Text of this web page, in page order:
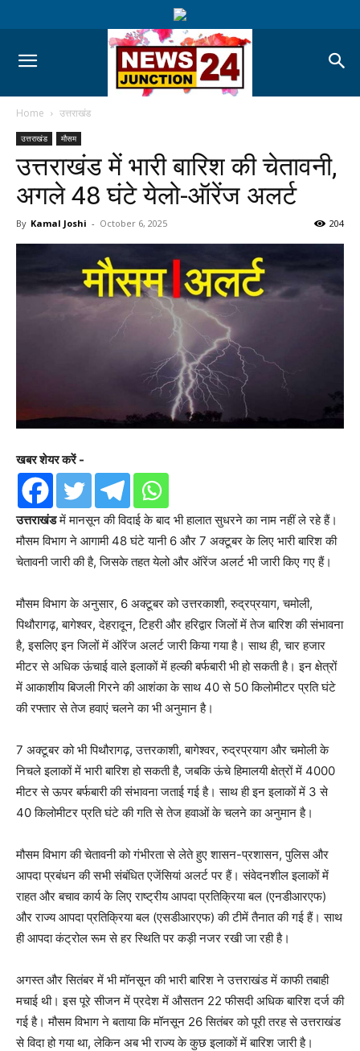
Home उत्तराखंड
उत्तराखंड मौसम
उत्तराखंड में भारी बारिश की चेतावनी,
अगले 48 घंटे येलो-ऑरेंज अलर्ट
By Kamal Joshi - October 6, 2025 204
खबर शेयर करें -
उत्तराखंडमें मानसून की विदाई के बाद भी हालात सुधरने का नाम नहीं ले रहे हैं।
मौसम विभाग ने आगामी 48 घंटे यानी 6 और 7 अक्टूबर के लिए भारी बारिश की
चेतावनी जारी की है, जिसके तहत येलो और ऑरेंज अलर्ट भी जारी किए गए हैं।
मौसम विभाग के अनुसार, 6 अक्टूबर को उत्तरकाशी, रुद्रप्रयाग, चमोली,
पिथौरागढ़, बागेश्वर, देहरादून, टिहरी और हरिद्वार जिलों में तेज बारिश की संभावना
है, इसलिए इन जिलों में ऑरेंज अलर्ट जारी किया गया है। साथ ही, चार हजार
मीटर से अधिक ऊंचाई वाले इलाकों में हल्की बर्फबारी भी हो सकती है। इन क्षेत्रों
में आकाशीय बिजली गिरने की आशंका के साथ 40 से 50 किलोमीटर प्रति घंटे
की रफ्तार से तेज हवाएं चलने का भी अनुमान है।
7 अक्टूबर को भी पिथौरागढ़, उत्तरकाशी, बागेश्वर, रुद्रप्रयाग और चमोली के
निचले इलाकों में भारी बारिश हो सकती है, जबकि ऊंचे हिमालयी क्षेत्रों में 4000
मीटर से ऊपर बर्फबारी की संभावना जताई गई है। साथ ही इन इलाकों में 3 से
40 किलोमीटर प्रति घंटे की गति से तेज हवाओं के चलने का अनुमान है।
मौसम विभाग की चेतावनी को गंभीरता से लेते हुए शासन-प्रशासन, पुलिस और
आपदा प्रबंधन की सभी संबंधित एजेंसियां अलर्ट पर हैं। संवेदनशील इलाकों में
राहत और बचाव कार्य के लिए राष्ट्रीय आपदा प्रतिक्रिया बल (एनडीआरएफ)
और राज्य आपदा प्रतिक्रिया बल (एसडीआरएफ) की टीमें तैनात की गई हैं। साथ
ही आपदा कंट्रोल रूम से हर स्थिति पर कड़ी नजर रखी जा रही है।
अगस्त और सितंबर में भी मॉनसून की भारी बारिश ने उत्तराखंड में काफी तबाही
मचाई थी। इस पूरे सीजन में प्रदेश में औसतन 22 फीसदी अधिक बारिश दर्ज की
गई है। मौसम विभाग ने बताया कि मॉनसून 26 सितंबर को पूरी तरह से उत्तराखंड
से विदा हो गया था, लेकिन अब भी राज्य के कुछ इलाकों में बारिश जारी है।